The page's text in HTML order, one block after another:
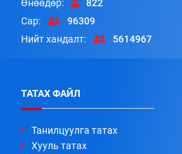
Өнөөдөр:
822
Сар:
96309
Нийт хандалт:
5614967
ТАТАХ ФАЙЛ
Танилцуулга татах
Хууль татах